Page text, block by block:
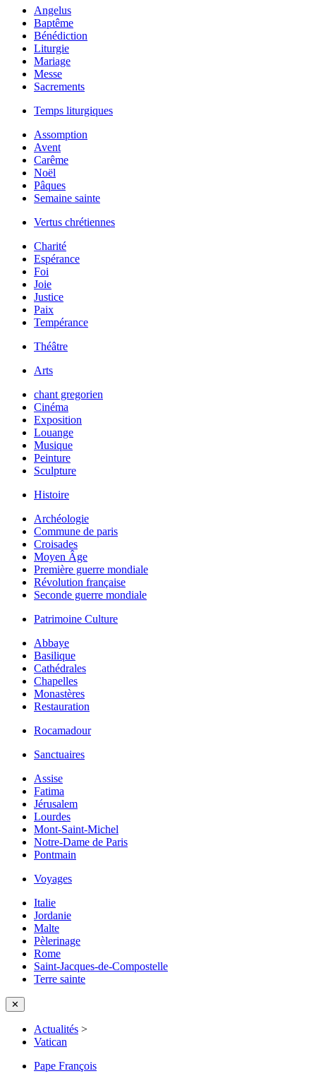
Angelus
Baptême
Bénédiction
Liturgie
Mariage
Messe
Sacrements
Temps liturgiques
Assomption
Avent
Carême
Noël
Pâques
Semaine sainte
Vertus chrétiennes
Charité
Espérance
Foi
Joie
Justice
Paix
Tempérance
Théâtre
Arts
chant gregorien
Cinéma
Exposition
Louange
Musique
Peinture
Sculpture
Histoire
Archéologie
Commune de paris
Croisades
Moyen Âge
Première guerre mondiale
Révolution française
Seconde guerre mondiale
Patrimoine Culture
Abbaye
Basilique
Cathédrales
Chapelles
Monastères
Restauration
Rocamadour
Sanctuaires
Assise
Fatima
Jérusalem
Lourdes
Mont-Saint-Michel
Notre-Dame de Paris
Pontmain
Voyages
Italie
Jordanie
Malte
Pèlerinage
Rome
Saint-Jacques-de-Compostelle
Terre sainte
✕
Actualités >
Vatican
Pape François